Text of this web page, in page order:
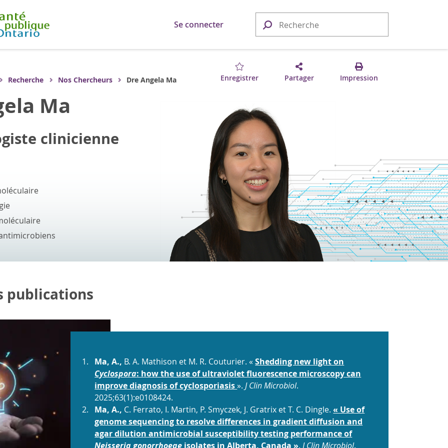
Se connecter
Enregistrer Partager Impression
Recherche Nos Chercheurs Dre Angela Ma
Ma
clinicienne
publications
Ma, A., B. A. Mathison et M. R. Couturier. «Shedding new light on
Cyclospora: how the use of ultraviolet fluorescence microscopy can
improve diagnosis of cyclosporiasis».J Clin Microbiol.
2025;63(1):e0108424.
Ma, A., C. Ferrato, I. Martin, P. Smyczek, J. Gratrix et T. C. Dingle.« Use of
genome sequencing to resolve differences in gradient diffusion and
agar dilution antimicrobial susceptibility testing performance of
Neisseria gonorrhoeae isolates in Alberta, Canada ».J Clin Microbiol.